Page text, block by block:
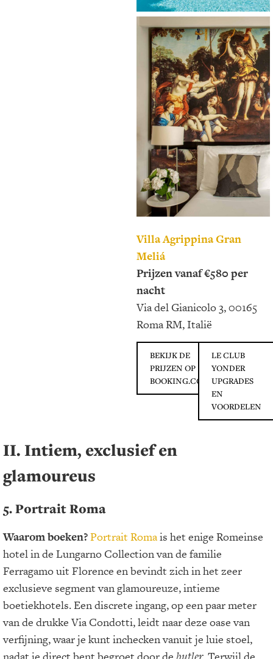
Villa Agrippina Gran
Meliá
Prijzen vanaf €580 per
nacht
Via del Gianicolo 3, 00165
Roma RM, Italië
BEKIJK DE
PRIJZEN OP
BOOKING.COM
LE CLUB
YONDER
UPGRADES
EN
VOORDELEN
II. Intiem, exclusief en
glamoureus
5. Portrait Roma
Waarom boeken?Portrait Romais het enige Romeinse
hotel in de Lungarno Collection van de familie
Ferragamo uit Florence en bevindt zich in het zeer
exclusieve segment van glamoureuze, intieme
boetiekhotels. Een discrete ingang, op een paar meter
van de drukke Via Condotti, leidt naar deze oase van
verfijning, waar je kunt inchecken vanuit je luie stoel,